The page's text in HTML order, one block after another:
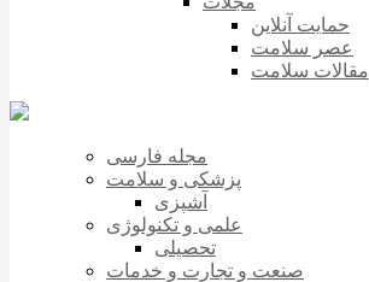
حمایت آنلاین
عصر سلامت
مقالات سلامت
مجله فارسی
پزشکی و سلامت
آشپزی
علمی و تکنولوژی
تحصیلی
صنعت و تجارت و خدمات